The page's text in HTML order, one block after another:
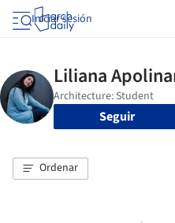
Iniciar sesión
Seguir
Ordenar